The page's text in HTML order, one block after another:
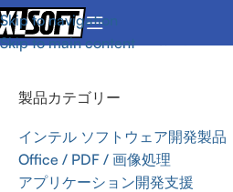
Skip to navigation
Skip to main content
ホーム/Office / PDF / 画像処理
製品カテゴリー
インテル ソフトウェア開発製品
Office / PDF / 画像処理
アプリケーション開発支援